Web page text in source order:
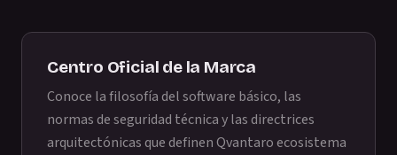
Centro Oficial de la Marca
Conoce la filosofía del software básico, las
normas de seguridad técnica y las directrices
arquitectónicas que definen Qvantaro ecosistema